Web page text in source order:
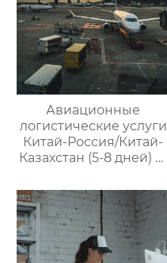
Авиационные
логистические услуги
Китай-Россия/Китай-
Казахстан (5-8 дней) —
управлению
международными
цепями поставок